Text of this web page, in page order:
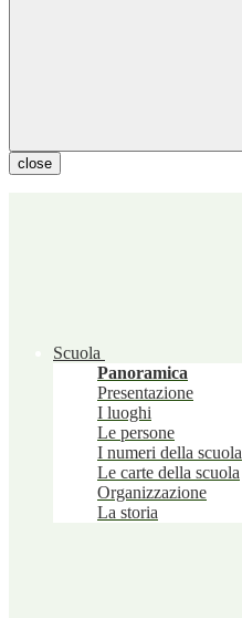
close
Scuola
Panoramica
Presentazione
I luoghi
Le persone
I numeri della scuola
Le carte della scuola
Organizzazione
La storia